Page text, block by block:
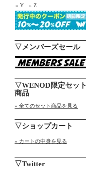
» Y
» Z
▽メンバーズセール
▽WENOD限定セット
商品
» 全てのセット商品を見る
▽ショップカート
» カートの中身を見る
▽Twitter